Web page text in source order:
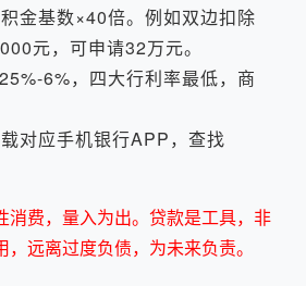
金基数×40倍。例如双边扣除
元，可申请32万元。
6%，四大行利率最低，商
应手机银行APP，查找
消费，量入为出。贷款是工具，非
远离过度负债，为未来负责。